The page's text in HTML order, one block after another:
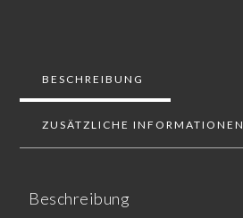
BESCHREIBUNG
ZUSÄTZLICHE INFORMATIONEN
Beschreibung